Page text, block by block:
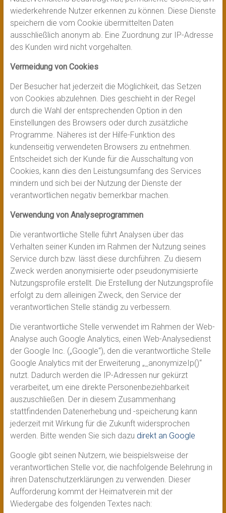
wiederkehrende Nutzer erkennen zu können. Diese Dienste
speichern die vom Cookie übermittelten Daten
ausschließlich anonym ab. Eine Zuordnung zur IP-Adresse
des Kunden wird nicht vorgehalten.
Vermeidung von Cookies
Der Besucher hat jederzeit die Möglichkeit, das Setzen
von Cookies abzulehnen. Dies geschieht in der Regel
durch die Wahl der entsprechenden Option in den
Einstellungen des Browsers oder durch zusätzliche
Programme. Näheres ist der Hilfe-Funktion des
kundenseitig verwendeten Browsers zu entnehmen.
Entscheidet sich der Kunde für die Ausschaltung von
Cookies, kann dies den Leistungsumfang des Services
mindern und sich bei der Nutzung der Dienste der
verantwortlichen negativ bemerkbar machen.
Verwendung von Analyseprogrammen
Die verantwortliche Stelle führt Analysen über das
Verhalten seiner Kunden im Rahmen der Nutzung seines
Service durch bzw. lässt diese durchführen. Zu diesem
Zweck werden anonymisierte oder pseudonymisierte
Nutzungsprofile erstellt. Die Erstellung der Nutzungsprofile
erfolgt zu dem alleinigen Zweck, den Service der
verantwortlichen Stelle ständig zu verbessern.
Die verantwortliche Stelle verwendet im Rahmen der Web-
Analyse auch Google Analytics, einen Web-Analysedienst
der Google Inc. („Google“), den die verantwortliche Stelle
Google Analytics mit der Erweiterung „_anonymizeIp()“
nutzt. Dadurch werden die IP-Adressen nur gekürzt
verarbeitet, um eine direkte Personenbeziehbarkeit
auszuschließen. Der in diesem Zusammenhang
stattfindenden Datenerhebung und -speicherung kann
jederzeit mit Wirkung für die Zukunft widersprochen
werden. Bitte wenden Sie sich dazu direkt an Google
Google gibt seinen Nutzern, wie beispielsweise der
verantwortlichen Stelle vor, die nachfolgende Belehrung in
ihren Datenschutzerklärungen zu verwenden. Dieser
Aufforderung kommt der Heimatverein mit der
Wiedergabe des folgenden Textes nach: